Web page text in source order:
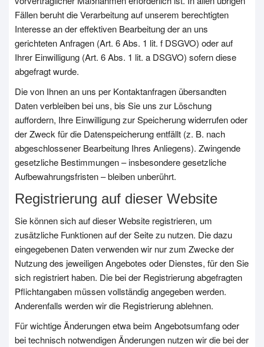
Fällen beruht die Verarbeitung auf unserem berechtigten
Interesse an der effektiven Bearbeitung der an uns
gerichteten Anfragen (Art. 6 Abs. 1 lit. f DSGVO) oder auf
Ihrer Einwilligung (Art. 6 Abs. 1 lit. a DSGVO) sofern diese
abgefragt wurde.
Die von Ihnen an uns per Kontaktanfragen übersandten
Daten verbleiben bei uns, bis Sie uns zur Löschung
auffordern, Ihre Einwilligung zur Speicherung widerrufen oder
der Zweck für die Datenspeicherung entfällt (z. B. nach
abgeschlossener Bearbeitung Ihres Anliegens). Zwingende
gesetzliche Bestimmungen – insbesondere gesetzliche
Aufbewahrungsfristen – bleiben unberührt.
Registrierung auf dieser Website
Sie können sich auf dieser Website registrieren, um
zusätzliche Funktionen auf der Seite zu nutzen. Die dazu
eingegebenen Daten verwenden wir nur zum Zwecke der
Nutzung des jeweiligen Angebotes oder Dienstes, für den Sie
sich registriert haben. Die bei der Registrierung abgefragten
Pflichtangaben müssen vollständig angegeben werden.
Anderenfalls werden wir die Registrierung ablehnen.
Für wichtige Änderungen etwa beim Angebotsumfang oder
bei technisch notwendigen Änderungen nutzen wir die bei der